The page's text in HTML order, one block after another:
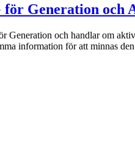
för Generation och
Generation och handlar om
information för att minnas